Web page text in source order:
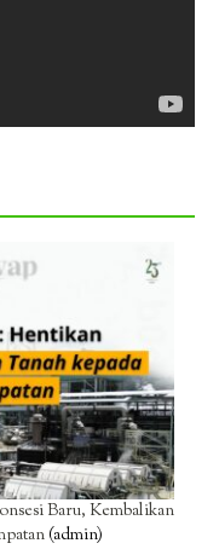
Baru, Kembalikan
(admin)